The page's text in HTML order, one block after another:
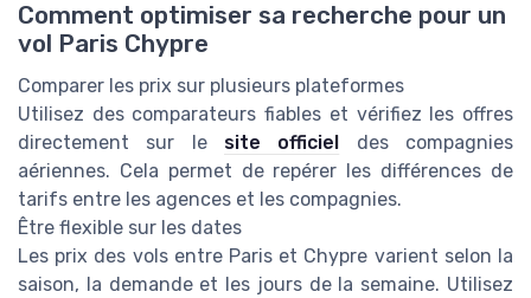
Comment optimiser sa recherche pour un
vol Paris Chypre
Comparer les prix sur plusieurs plateformes
Utilisez des comparateurs fiables et vérifiez les offres
directement sur le site officiel
des compagnies
aériennes. Cela permet de repérer les différences de
tarifs entre les agences et les compagnies.
Être flexible sur les dates
Les prix des vols entre Paris et Chypre varient selon la
saison, la demande et les jours de la semaine. Utilisez